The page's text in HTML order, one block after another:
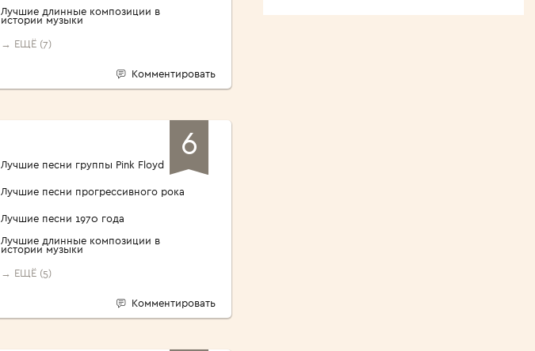
Лучшие длинные композиции в
истории музыки
→ ЕЩЁ (7)
Комментировать
6
Лучшие песни группы Pink Floyd
Лучшие песни прогрессивного рока
Лучшие песни 1970 года
Лучшие длинные композиции в
истории музыки
→ ЕЩЁ (5)
Комментировать